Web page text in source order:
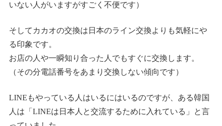
いない人がいますがすごく不便です）
そしてカカオの交換は日本のライン交換よりも気軽にや
る印象です。
お店の人や一瞬知り合った人でもすぐに交換します。
（その分電話番号をあまり交換しない傾向です）
LINEもやっている人はいるにはいるのですが、ある韓国
人は「LINEは日本人と交流するために入れている」と言